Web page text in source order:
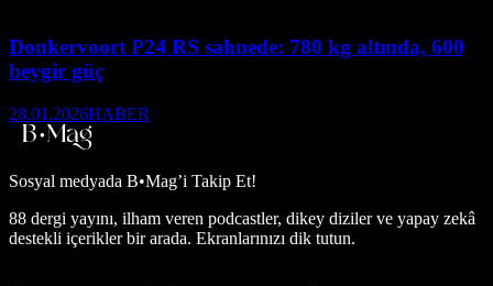
Donkervoort P24 RS sahnede: 780 kg altında, 600
beygir güç
28.01.2026HABER
Sosyal medyada B•Mag’i Takip Et!
88 dergi yayını, ilham veren podcastler, dikey diziler ve yapay zekâ
destekli içerikler bir arada. Ekranlarınızı dik tutun.